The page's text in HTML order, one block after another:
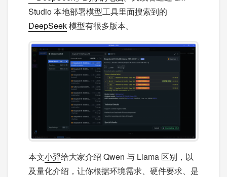
Studio 本地部署模型工具里面搜索到的
DeepSeek模型有很多版本。
本文小羿给大家介绍 Qwen 与 Llama 区别，以
及量化介绍，让你根据环境需求、硬件要求、是